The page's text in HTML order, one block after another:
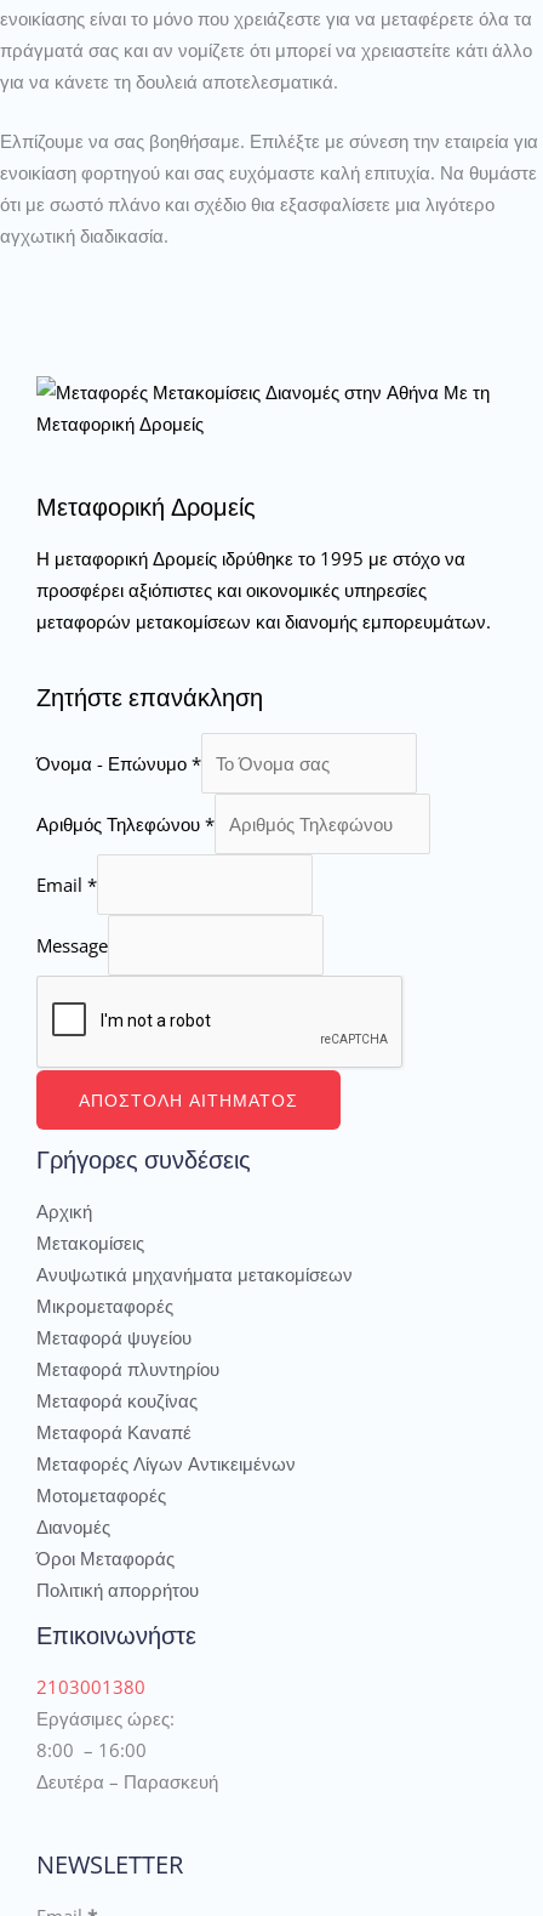
ενοικίασης είναι το μόνο που χρειάζεστε για να μεταφέρετε όλα τα
πράγματά σας και αν νομίζετε ότι μπορεί να χρειαστείτε κάτι άλλο
για να κάνετε τη δουλειά αποτελεσματικά.
Ελπίζουμε να σας βοηθήσαμε. Επιλέξτε με σύνεση την εταιρεία για
ενοικίαση φορτηγού και σας ευχόμαστε καλή επιτυχία. Να θυμάστε
ότι με σωστό πλάνο και σχέδιο θια εξασφαλίσετε μια λιγότερο
αγχωτική διαδικασία.
Μεταφορική Δρομείς
Η μεταφορική Δρομείς ιδρύθηκε το 1995 με στόχο να
προσφέρει αξιόπιστες και οικονομικές υπηρεσίες
μεταφορών μετακομίσεων και διανομής εμπορευμάτων.
Ζητήστε επανάκληση
Όνομα - Επώνυμο *
Αριθμός Τηλεφώνου *
Email *
Message
ΑΠΟΣΤΟΛΉ ΑΙΤΉΜΑΤΟΣ
Γρήγορες συνδέσεις
Αρχική
Μετακομίσεις
Ανυψωτικά μηχανήματα μετακομίσεων
Μικρομεταφορές
Μεταφορά ψυγείου
Μεταφορά πλυντηρίου
Μεταφορά κουζίνας
Μεταφορά Καναπέ
Μεταφορές Λίγων Αντικειμένων
Μοτομεταφορές
Διανομές
Όροι Μεταφοράς
Πολιτική απορρήτου
Επικοινωνήστε
2103001380
Εργάσιμες ώρες:
8:00 – 16:00
Δευτέρα – Παρασκευή
NEWSLETTER